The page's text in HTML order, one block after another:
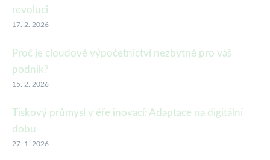
revoluci
17. 2. 2026
Proč je cloudové výpočetnictví nezbytné pro váš
podnik?
15. 2. 2026
Tiskový průmysl v éře inovací: Adaptace na digitální
dobu
27. 1. 2026